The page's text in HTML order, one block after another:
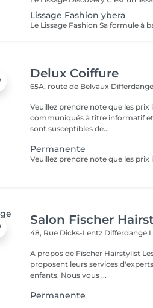
Lissage Fashion ybera
Delux Coiffure
65A, route de Belvaux
Veuillez prendre note que les prix
communiqués à titre informatif
sont susceptibles de...
Permanente
Salon Fischer
48, Rue Dicks-Lentz Differdange
A propos de Fischer Hairstylist Les coiffeurs Fischer Hairstylist vous
proposent leurs services
enfants. Nous vous ...
Permanente